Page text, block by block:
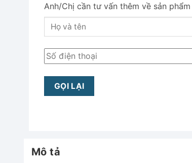
Anh/Chị cần tư vấn thêm về sản
Mô tả